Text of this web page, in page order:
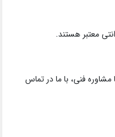
معتبر هستند.
فنی، با ما در تماس